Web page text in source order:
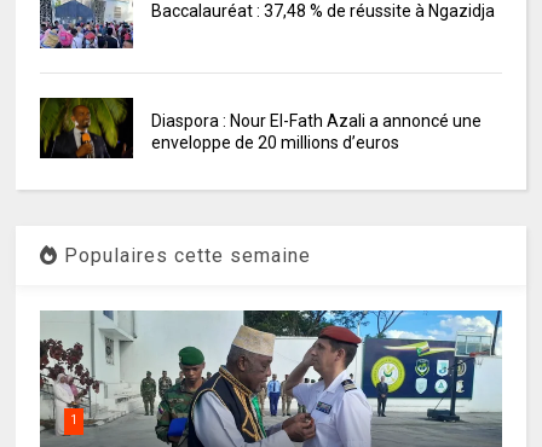
Baccalauréat : 37,48 % de réussite à Ngazidja
Diaspora : Nour El-Fath Azali a annoncé une
enveloppe de 20 millions d’euros
Populaires cette semaine
1